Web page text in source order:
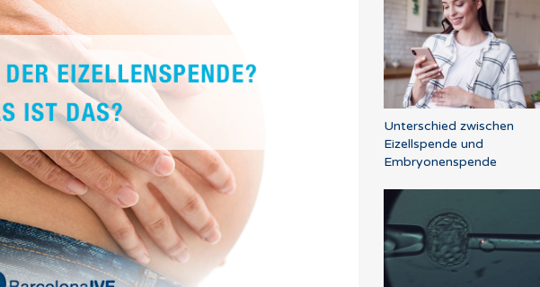
Unterschied zwischen
Eizellspende und
Embryonenspende